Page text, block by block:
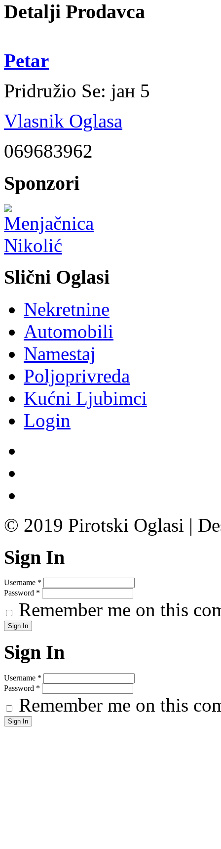
Detalji Prodavca
Petar
Pridružio Se: јан 5
Vlasnik Oglasa
069683962
Sponzori
Slični Oglasi
Nekretnine
Automobili
Namestaj
Poljoprivreda
Kućni Ljubimci
Login
© 2019 Pirotski Oglasi |
Sign In
Username *
Password *
Remember me on this
Sign In
Username *
Password *
Remember me on this